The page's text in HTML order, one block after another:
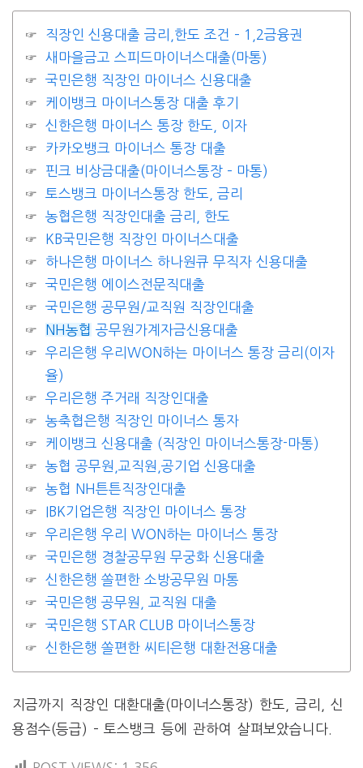
직장인 신용대출 금리,한도 조건 – 1,2금융권
새마을금고 스피드마이너스대출(마통)
국민은행 직장인 마이너스 신용대출
케이뱅크 마이너스통장 대출 후기
신한은행 마이너스 통장 한도, 이자
카카오뱅크 마이너스 통장 대출
핀크 비상금대출(마이너스통장 – 마통)
토스뱅크 마이너스통장 한도, 금리
농협은행 직장인대출 금리, 한도
KB국민은행 직장인 마이너스대출
하나은행 마이너스 하나원큐 무직자 신용대출
국민은행 에이스전문직대출
국민은행 공무원/교직원 직장인대출
NH농협 공무원가계자금신용대출
우리은행 우리WON하는 마이너스 통장 금리(이자
율)
우리은행 주거래 직장인대출
농축협은행 직장인 마이너스 통자
케이뱅크 신용대출 (직장인 마이너스통장-마통)
농협 공무원,교직원,공기업 신용대출
농협 NH튼튼직장인대출
IBK기업은행 직장인 마이너스 통장
우리은행 우리 WON하는 마이너스 통장
국민은행 경찰공무원 무궁화 신용대출
신한은행 쏠편한 소방공무원 마통
국민은행 공무원, 교직원 대출
국민은행 STAR CLUB 마이너스통장
신한은행 쏠편한 씨티은행 대환전용대출
지금까지 직장인 대환대출(마이너스통장) 한도, 금리, 신
용점수(등급) – 토스뱅크 등에 관하여 살펴보았습니다.